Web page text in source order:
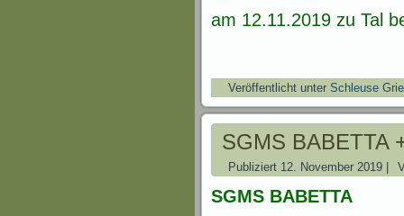
am 12.11.2019 zu Tal
Veröffentlicht unter Schleuse
SGMS BABETTA
Publiziert 12. November 2019
SGMS BABETTA